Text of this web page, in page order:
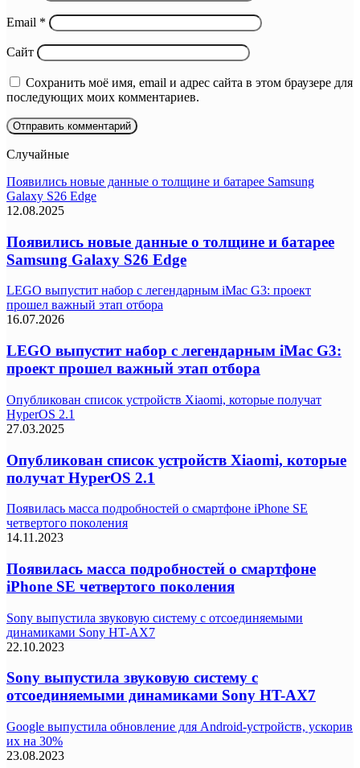
Email *
Сайт
Сохранить моё имя, email и адрес сайта в этом браузере для
последующих моих комментариев.
Случайные
Появились новые данные о толщине и батарее Samsung
Galaxy S26 Edge
12.08.2025
Появились новые данные о толщине и батарее
Samsung Galaxy S26 Edge
LEGO выпустит набор с легендарным iMac G3: проект
прошел важный этап отбора
16.07.2026
LEGO выпустит набор с легендарным iMac G3:
проект прошел важный этап отбора
Опубликован список устройств Xiaomi, которые получат
HyperOS 2.1
27.03.2025
Опубликован список устройств Xiaomi, которые
получат HyperOS 2.1
Появилась масса подробностей о смартфоне iPhone SE
четвертого поколения
14.11.2023
Появилась масса подробностей о смартфоне
iPhone SE четвертого поколения
Sony выпустила звуковую систему с отсоединяемыми
динамиками Sony HT-AX7
22.10.2023
Sony выпустила звуковую систему с
отсоединяемыми динамиками Sony HT-AX7
Google выпустила обновление для Android-устройств, ускорив
их на 30%
23.08.2023